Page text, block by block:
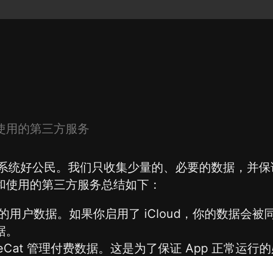
用的第三方服务
好公民。我们只收集少量的、必要的数据，并
用的第三方服务总结如下：
用户数据。如果你启用了 iCloud，你的数据会被
管理付费数据。这是为了保证 App 正常运行的